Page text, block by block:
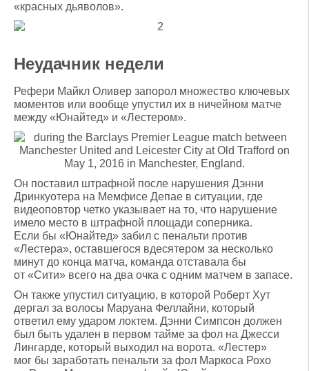
«красных дьяволов».
Неудачник недели
Рефери Майкл Оливер запорол множество ключевых
моментов или вообще упустил их в ничейном матче
между «Юнайтед» и «Лестером».
Он поставил штрафной после нарушения Дэнни
Дринкуотера на Мемфисе Депае в ситуации, где
видеоповтор четко указывает на то, что нарушение
имело место в штрафной площади соперника.
Если бы «Юнайтед» забил с пенальти против
«Лестера», оставшегося вдесятером за несколько
минут до конца матча, команда отставала бы
от «Сити» всего на два очка с одним матчем в запасе.
Он также упустил ситуацию, в которой Роберт Хут
дергал за волосы Маруана Феллайни, который
ответил ему ударом локтем. Дэнни Симпсон должен
был быть удален в первом тайме за фол на Джесси
Лингарде, который выходил на ворота. «Лестер»
мог бы заработать пенальти за фол Маркоса Рохо